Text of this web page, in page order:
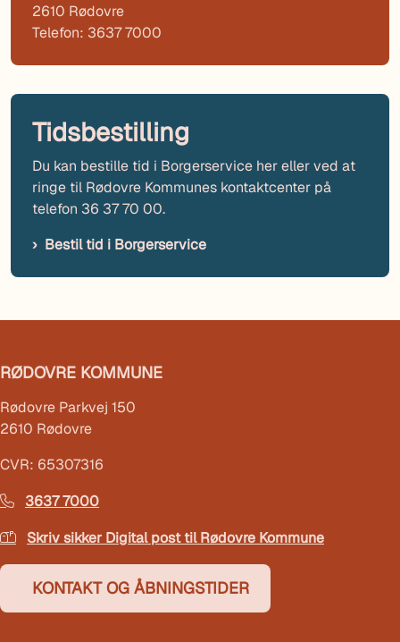
2610 Rødovre
Telefon: 3637 7000
Tidsbestilling
Du kan bestille tid i Borgerservice her eller ved at
ringe til Rødovre Kommunes kontaktcenter på
telefon 36 37 70 00.
Bestil tid i Borgerservice
RØDOVRE KOMMUNE
Rødovre Parkvej 150
2610 Rødovre
CVR: 65307316
3637 7000
Skriv sikker Digital post til Rødovre Kommune
KONTAKT OG ÅBNINGSTIDER